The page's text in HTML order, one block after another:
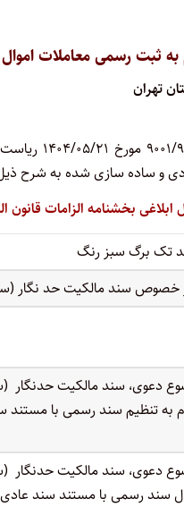
به ثبت رسمی معاملات
تهران
و ساده سازی شده به شرح
ابلاغی بخشنامه الزامات
تک برگ سبز رنگ
خصوص سند مالکیت حد نگار
دعوی، سند مالکیت حدنگار
به تنظیم سند رسمی با
دعوی، سند مالکیت حدنگار
سند رسمی با مستند سند